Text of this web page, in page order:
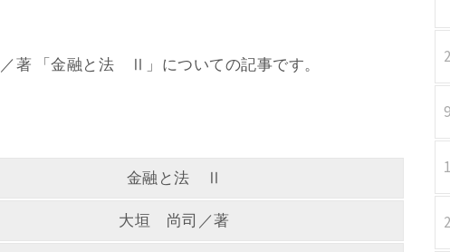
著 「金融と法 Ⅱ」についての記事です。
金融と法 Ⅱ
大垣 尚司／著